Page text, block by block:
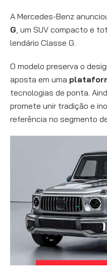
A Mercedes-Benz
G, um SUV compacto e
lendário Classe G.
O modelo preserva o
aposta em uma
tecnologias de ponta.
promete unir tradição e
referência no segmento